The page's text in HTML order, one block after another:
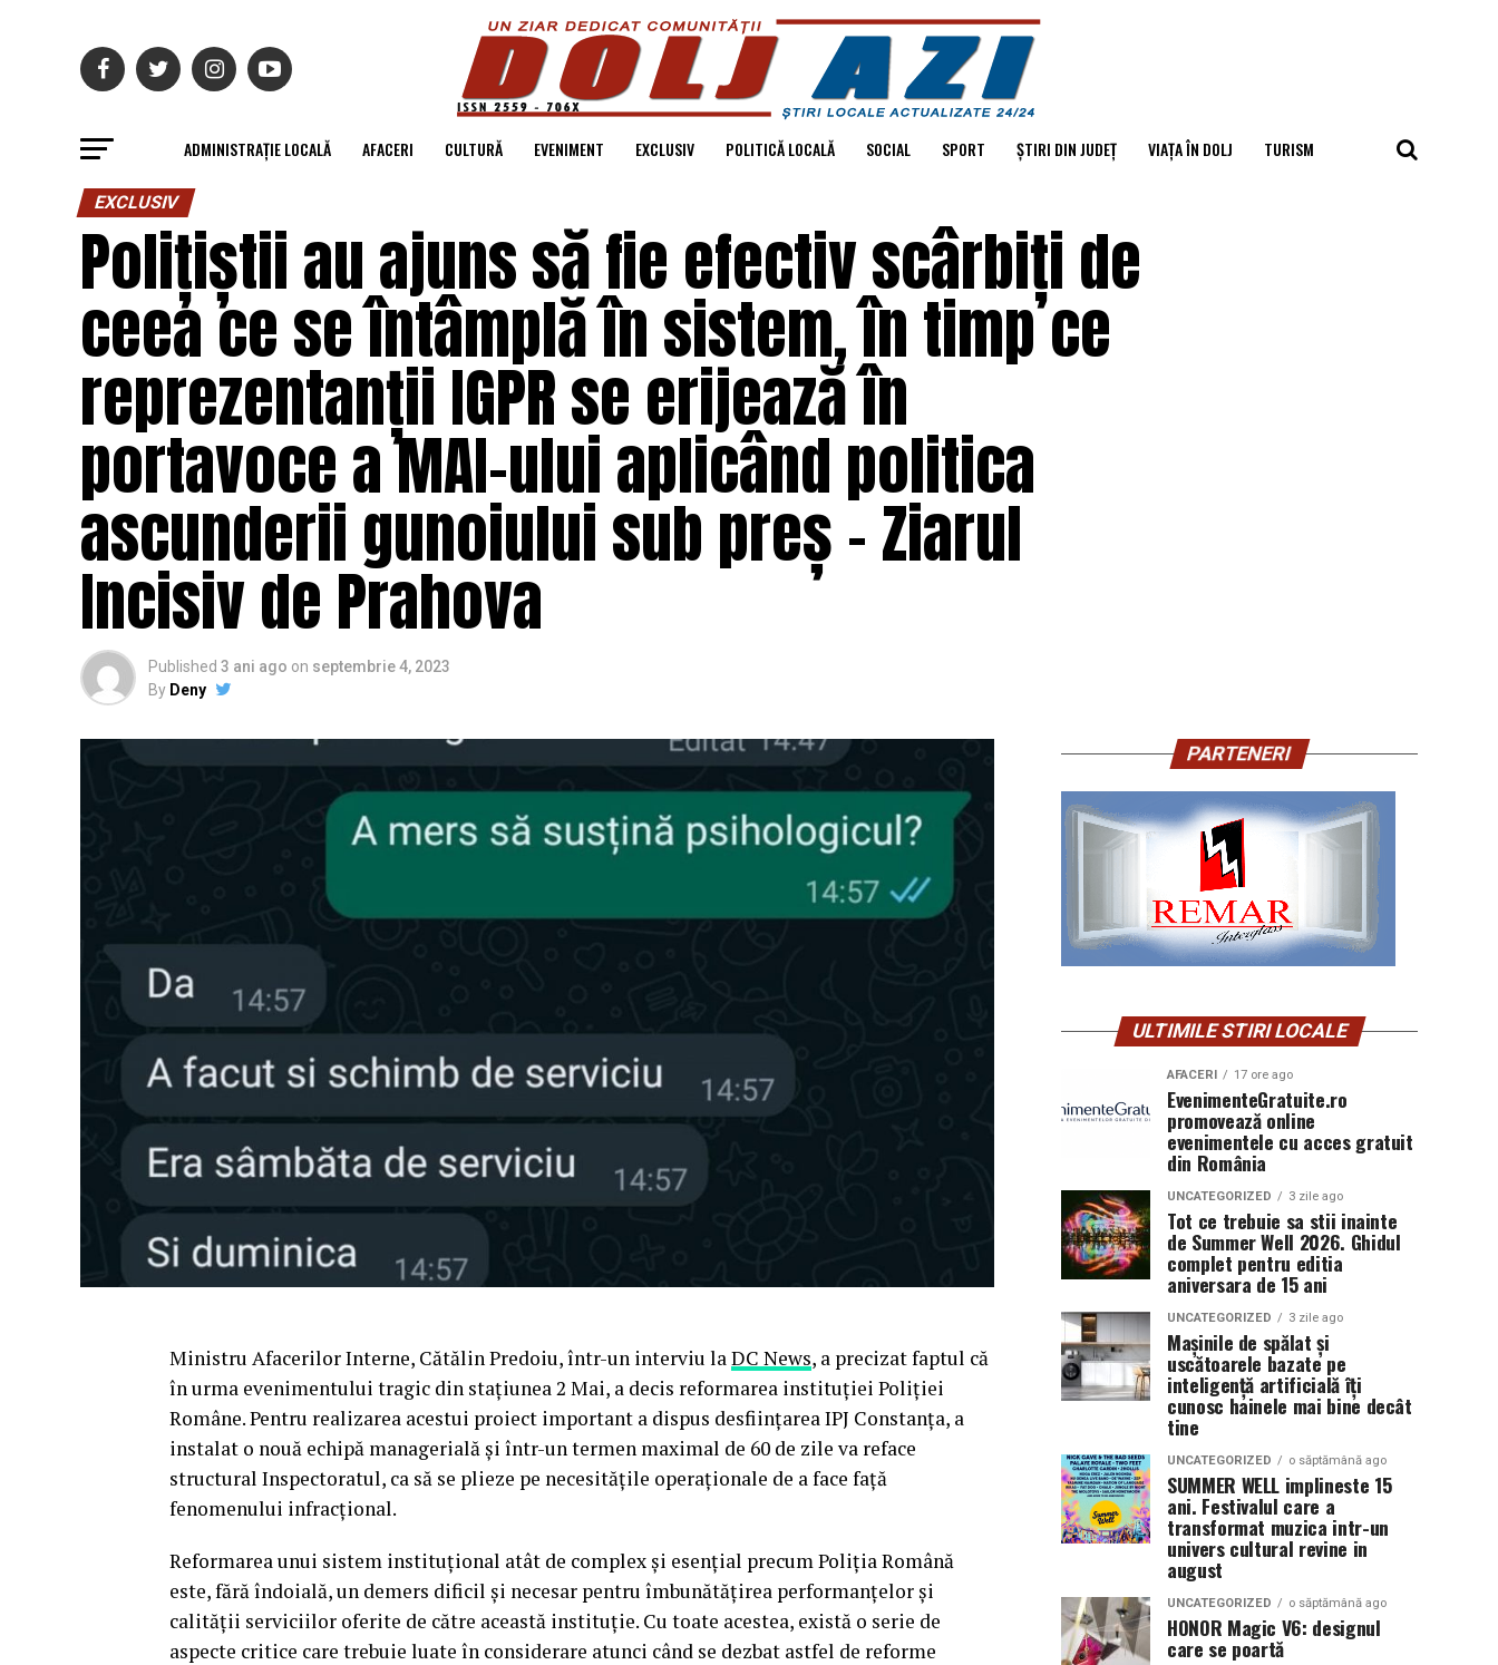
ADMINISTRAȚIE LOCALĂ AFACERI CULTURĂ EVENIMENT EXCLUSIV POLITICĂ LOCALĂ SOCIAL SPORT ȘTIRI DIN JUDEȚ VIAȚA ÎN DOLJ TURISM
EXCLUSIV
Polițiștii au ajuns să fie efectiv scârbiți de
ceea ce se întâmplă în sistem, în timp ce
reprezentanții IGPR se erijează în
portavoce a MAI-ului aplicând politica
ascunderii gunoiului sub preș – Ziarul
Incisiv de Prahova
Published 3 ani ago on septembrie 4, 2023
By Deny
Ministru Afacerilor Interne, Cătălin Predoiu, într-un interviu laDC News, a precizat faptul că
în urma evenimentului tragic din stațiunea 2 Mai, a decis reformarea instituției Poliției
Române. Pentru realizarea acestui proiect important a dispus desființarea IPJ Constanța, a
instalat o nouă echipă managerială și într-un termen maximal de 60 de zile va reface
structural Inspectoratul, ca să se plieze pe necesitățile operaționale de a face față
fenomenului infracțional.
Reformarea unui sistem instituțional atât de complex și esențial precum Poliția Română
este, fără îndoială, un demers dificil și necesar pentru îmbunătățirea performanțelor și
calității serviciilor oferite de către această instituție. Cu toate acestea, există o serie de
aspecte critice care trebuie luate în considerare atunci când se dezbat astfel de reforme
PARTENERI
ULTIMILE STIRI LOCALE
AFACERI 17 ore ago
EvenimenteGratuite.ro
promovează online
evenimentele cu acces gratuit
din România
UNCATEGORIZED 3 zile ago
Tot ce trebuie sa stii inainte
de Summer Well 2026. Ghidul
complet pentru editia
aniversara de 15 ani
UNCATEGORIZED 3 zile ago
Mașinile de spălat și
uscătoarele bazate pe
inteligență artificială îți
cunosc hainele mai bine decât
tine
UNCATEGORIZED o săptămână ago
SUMMER WELL implineste 15
ani. Festivalul care a
transformat muzica intr-un
univers cultural revine in
august
UNCATEGORIZED o săptămână ago
HONOR Magic V6: designul
care se poartă